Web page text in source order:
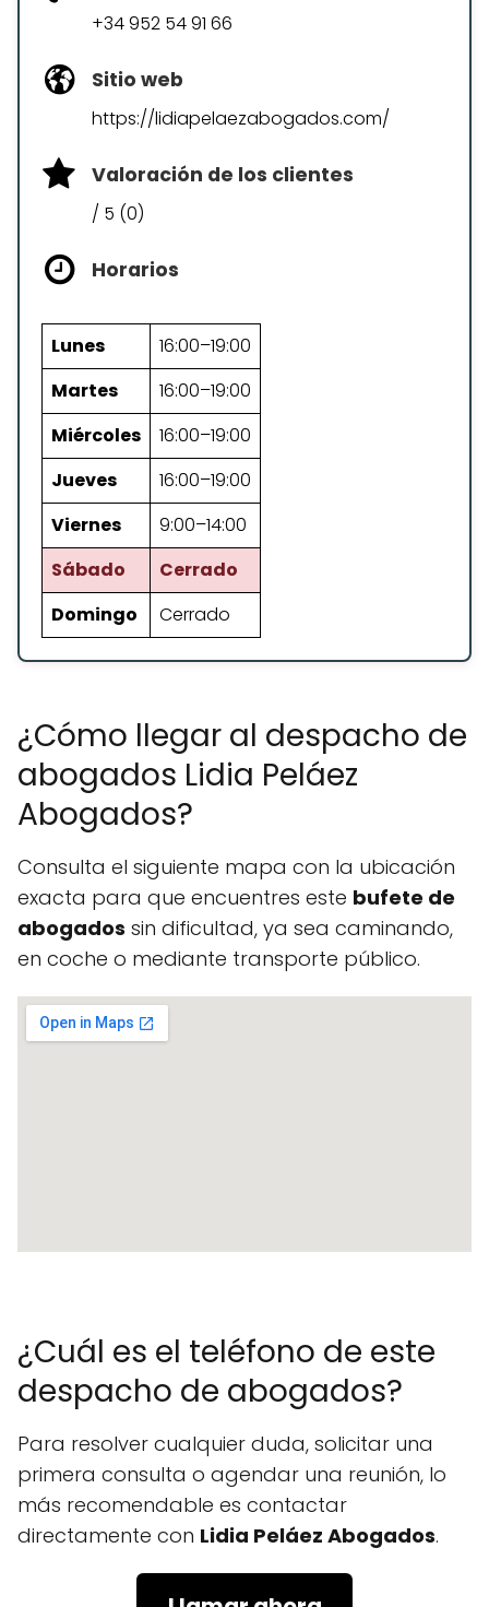
+34 952 54 91 66
Sitio web
https://lidiapelaezabogados.com/
Valoración de los clientes
/ 5 (0)
Horarios
Lunes
16:00–19:00
Martes
16:00–19:00
Miércoles
16:00–19:00
Jueves
16:00–19:00
Viernes
9:00–14:00
Sábado
Cerrado
Domingo
Cerrado
¿Cómo llegar al despacho de
abogados Lidia Peláez
Abogados?
Consulta el siguiente mapa con la ubicación
exacta para que encuentres este bufete de
abogados sin dificultad, ya sea caminando,
en coche o mediante transporte público.
¿Cuál es el teléfono de este
despacho de abogados?
Para resolver cualquier duda, solicitar una
primera consulta o agendar una reunión, lo
más recomendable es contactar
directamente con Lidia Peláez Abogados.